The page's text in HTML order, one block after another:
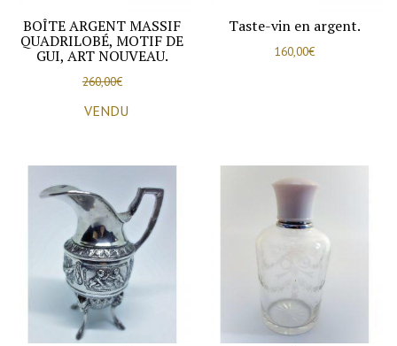
BOÎTE ARGENT MASSIF
QUADRILOBÉ, MOTIF DE
GUI, ART NOUVEAU.
260,00€
VENDU
Taste-vin en argent.
160,00€